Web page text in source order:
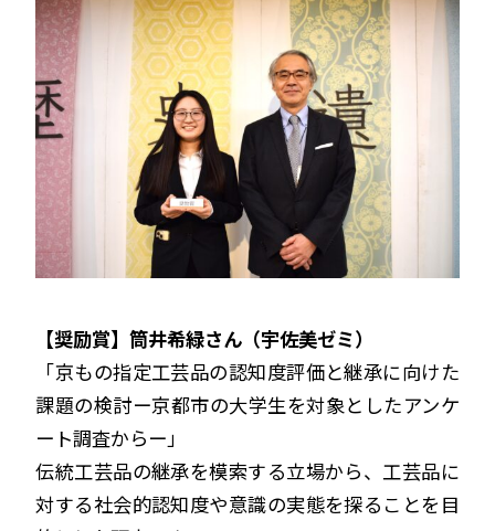
【奨励賞】筒井希緑さん（宇佐美ゼミ）
「京もの指定工芸品の認知度評価と継承に向けた
課題の検討ー京都市の大学生を対象としたアンケ
ート調査からー」
伝統工芸品の継承を模索する立場から、工芸品に
対する社会的認知度や意識の実態を探ることを目